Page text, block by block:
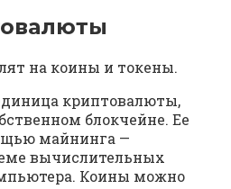
на коины и токены.
криптовалюты,
блокчейне. Ее
майнинга —
вычислительных
Коины можно